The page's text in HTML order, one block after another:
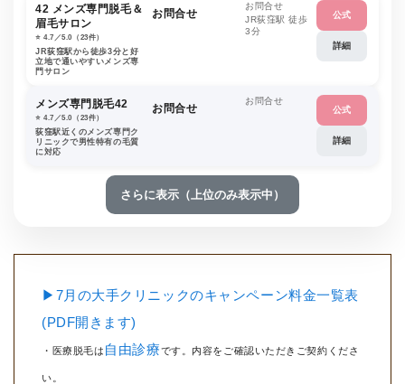
42 メンズ専門脱毛＆
眉毛サロン
⭐️ 4.7／5.0（23件）
JR荻窪駅から徒歩3分と好
立地で通いやすいメンズ専
門サロン
お問合せ
お問合せ
JR荻窪駅 徒歩
3分
公式
詳細
メンズ専門脱毛42
⭐️ 4.7／5.0（23件）
荻窪駅近くのメンズ専門ク
リニックで男性特有の毛質
に対応
お問合せ
お問合せ
公式
詳細
さらに表示（上位のみ表示中）
▶7月の大手クリニックのキャンペーン料金一覧表
(PDF開きます)
・医療脱毛は 自由診療です。内容をご確認いただきご契約くださ
い。